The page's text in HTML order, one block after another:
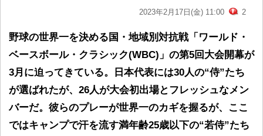
2023年2月17日(金) 11:00 2
野球の世界一を決める国・地域別対抗戦「ワールド・
ベースボール・クラシック(WBC)」の第5回大会開幕が
3月に迫ってきている。日本代表には30人の“侍”たち
が選ばれたが、26人が大会初出場とフレッシュなメン
バーだ。彼らのプレーが世界一のカギを握るが、ここ
ではキャンプで汗を流す満年齢25歳以下の“若侍”たち